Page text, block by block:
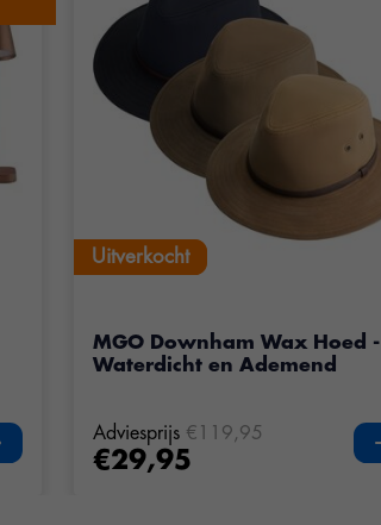
MGO Downham Wax Hoed -
Waterdicht en Ademend
Adviesprijs €119,95
€29,95
Uitverkocht
Uitverkocht